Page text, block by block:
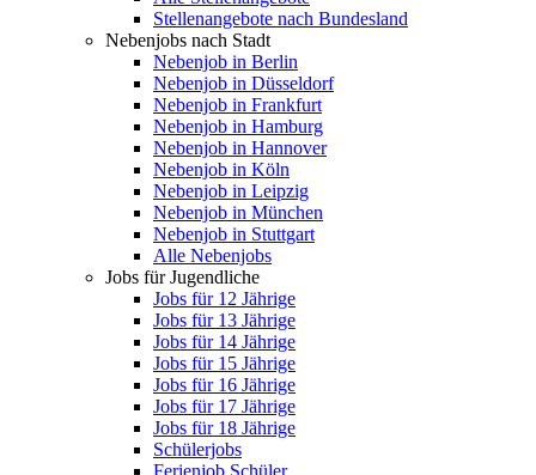
Stellenangebote nach Bundesland
Nebenjobs nach Stadt
Nebenjob in Berlin
Nebenjob in Düsseldorf
Nebenjob in Frankfurt
Nebenjob in Hamburg
Nebenjob in Hannover
Nebenjob in Köln
Nebenjob in Leipzig
Nebenjob in München
Nebenjob in Stuttgart
Alle Nebenjobs
Jobs für Jugendliche
Jobs für 12 Jährige
Jobs für 13 Jährige
Jobs für 14 Jährige
Jobs für 15 Jährige
Jobs für 16 Jährige
Jobs für 17 Jährige
Jobs für 18 Jährige
Schülerjobs
Ferienjob Schüler